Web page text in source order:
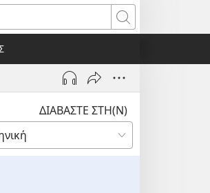
Αναζήτηση
ΔΙΑΒΑΣΤΕ ΣΤΗ(Ν)